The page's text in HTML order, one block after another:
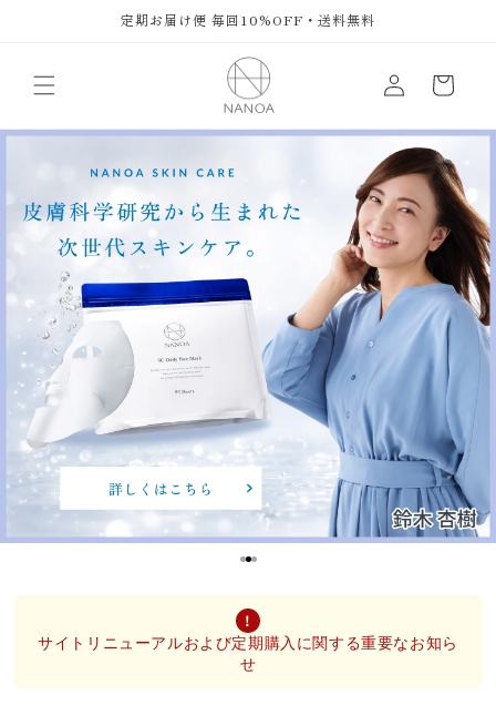
定期お届け便 毎回10%OFF・送料無料
グ
イ
ン
ー
サイトリニューアルおよび定期購入に関する重要なお知ら
せ